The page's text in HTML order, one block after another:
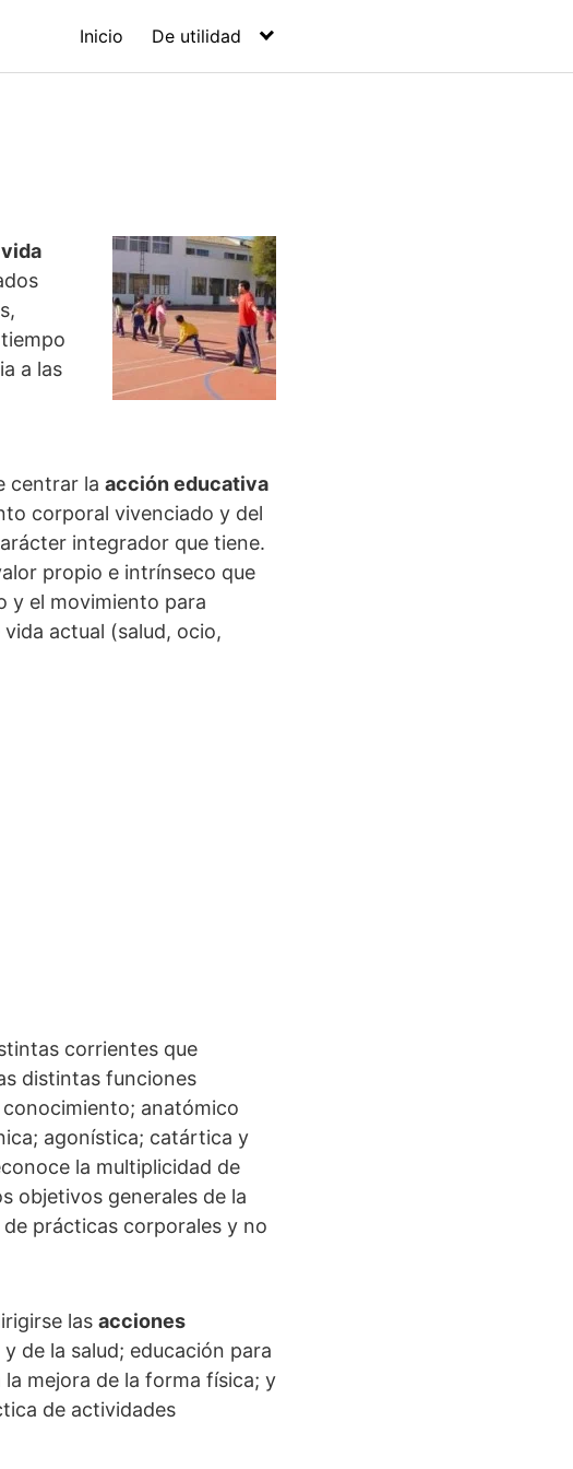
Inicio De utilidad
a las
centrar la acción educativa
corporal vivenciado y del
integrador que tiene.
propio e intrínseco que
y el movimiento para
actual (salud, ocio,
corrientes que
distintas funciones
anatómico
agonística; catártica y
la multiplicidad de
objetivos generales de la
prácticas corporales y no
las acciones
de la salud; educación para
mejora de la forma física; y
de actividades